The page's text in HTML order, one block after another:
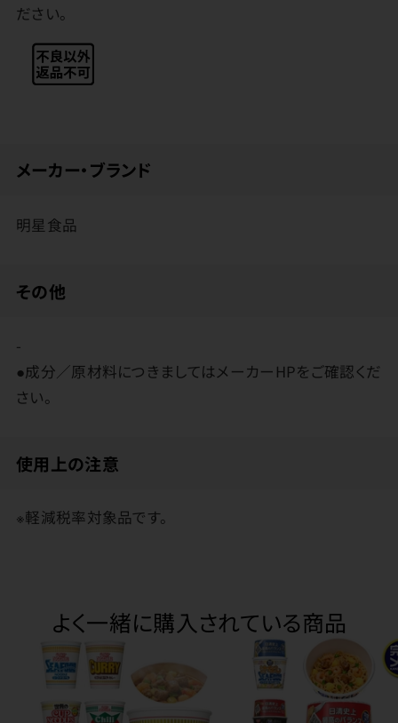
ださい。
メーカー・ブランド
明星食品
その他
-
●成分／原材料につきましてはメーカーHPをご確認くだ
さい。
使用上の注意
※軽減税率対象品です。
よく一緒に購入されている商品